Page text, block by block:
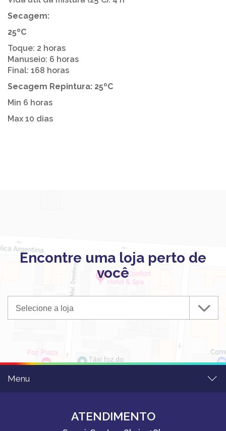
Secagem:
25ºC
Toque: 2 horas
Manuseio: 6 horas
Final: 168 horas
Secagem Repintura: 25ºC
Min 6 horas
Max 10 dias
Encontre uma loja perto de
você
Selecione a loja
Menu
ATENDIMENTO